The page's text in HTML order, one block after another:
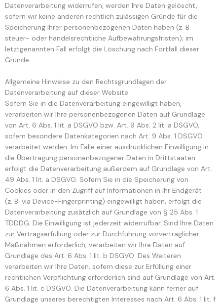
Datenverarbeitung widerrufen, werden Ihre Daten gelöscht,
sofern wir keine anderen rechtlich zulässigen Gründe für die
Speicherung Ihrer personenbezogenen Daten haben (z. B.
steuer- oder handelsrechtliche Aufbewahrungsfristen); im
letztgenannten Fall erfolgt die Löschung nach Fortfall dieser
Gründe.
Allgemeine Hinweise zu den Rechtsgrundlagen der
Datenverarbeitung auf dieser Website
Sofern Sie in die Datenverarbeitung eingewilligt haben,
verarbeiten wir Ihre personenbezogenen Daten auf Grundlage
von Art. 6 Abs. 1 lit. a DSGVO bzw. Art. 9 Abs. 2 lit. a DSGVO,
sofern besondere Datenkategorien nach Art. 9 Abs. 1 DSGVO
verarbeitet werden. Im Falle einer ausdrücklichen Einwilligung in
die Übertragung personenbezogener Daten in Drittstaaten
erfolgt die Datenverarbeitung außerdem auf Grundlage von Art.
49 Abs. 1 lit. a DSGVO. Sofern Sie in die Speicherung von
Cookies oder in den Zugriff auf Informationen in Ihr Endgerät
(z. B. via Device-Fingerprinting) eingewilligt haben, erfolgt die
Datenverarbeitung zusätzlich auf Grundlage von § 25 Abs. 1
TDDDG. Die Einwilligung ist jederzeit widerrufbar. Sind Ihre Daten
zur Vertragserfüllung oder zur Durchführung vorvertraglicher
Maßnahmen erforderlich, verarbeiten wir Ihre Daten auf
Grundlage des Art. 6 Abs. 1 lit. b DSGVO. Des Weiteren
verarbeiten wir Ihre Daten, sofern diese zur Erfüllung einer
rechtlichen Verpflichtung erforderlich sind auf Grundlage von Art.
6 Abs. 1 lit. c DSGVO. Die Datenverarbeitung kann ferner auf
Grundlage unseres berechtigten Interesses nach Art. 6 Abs. 1 lit. f